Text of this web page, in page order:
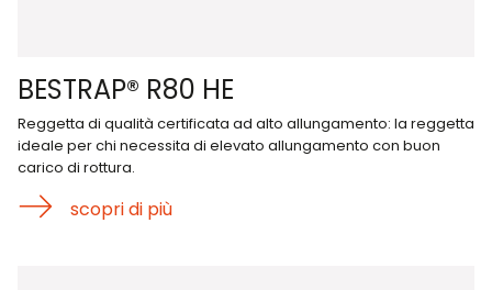
BESTRAP® R80 HE
Reggetta di qualità certificata ad alto allungamento: la reggetta
ideale per chi necessita di elevato allungamento con buon
carico di rottura.
scopri di più